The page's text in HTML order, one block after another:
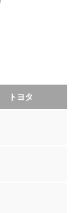
トヨタ